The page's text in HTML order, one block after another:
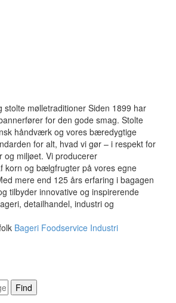
stolte mølletraditioner Siden 1899 har
for den gode smag. Stolte
håndværk og vores bæredygtige
for alt, hvad vi gør – i respekt for
og miljøet. Vi producerer
korn og bælgfrugter på vores egne
mere end 125 års erfaring i bagagen
tilbyder innovative og inspirerende
detailhandel, industri og
Bageri Foodservice Industri
Find